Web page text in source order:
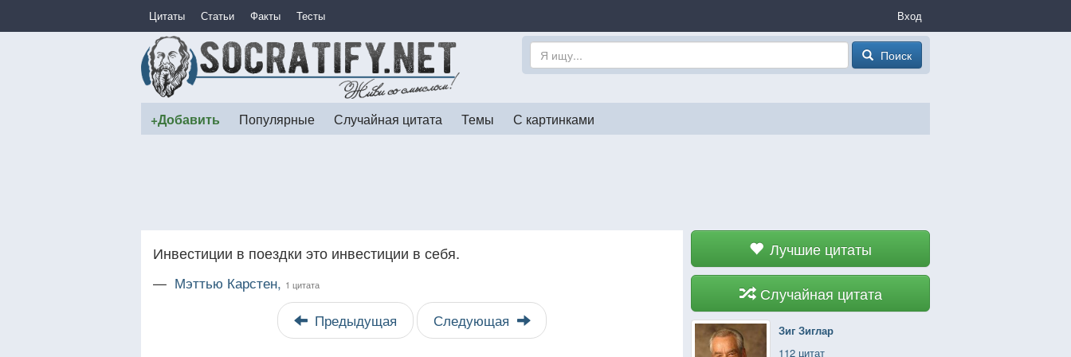
Цитаты Статьи Факты Тесты Вход
Поиск
+Добавить Популярные Случайная цитата Темы С картинками
Лучшие цитаты
Случайная цитата
Зиг Зиглар
112 цитат
Инвестиции в поездки это инвестиции в себя.
— Мэттью Карстен, 1 цитата
Предыдущая Следующая